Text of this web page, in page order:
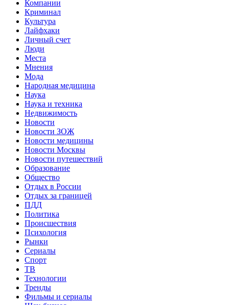
Компании
Криминал
Культура
Лайфхаки
Личный счет
Люди
Места
Мнения
Мода
Народная медицина
Наука
Наука и техника
Недвижимость
Новости
Новости ЗОЖ
Новости медицины
Новости Москвы
Новости путешествий
Образование
Общество
Отдых в России
Отдых за границей
ПДД
Политика
Происшествия
Психология
Рынки
Сериалы
Спорт
ТВ
Технологии
Тренды
Фильмы и сериалы